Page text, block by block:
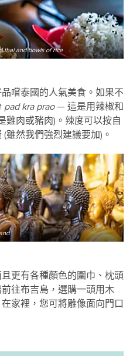
thai and bowls of rice
嚐泰國的人氣美食。如果不
pad kra prao— 這是用辣椒和
雞肉或豬肉)。辣度可以按自
雖然我們強烈建議要加)。
更有各種顏色的圍巾、枕頭
往布吉島，選購一頭用木
家裡，您可將雕像面向門口